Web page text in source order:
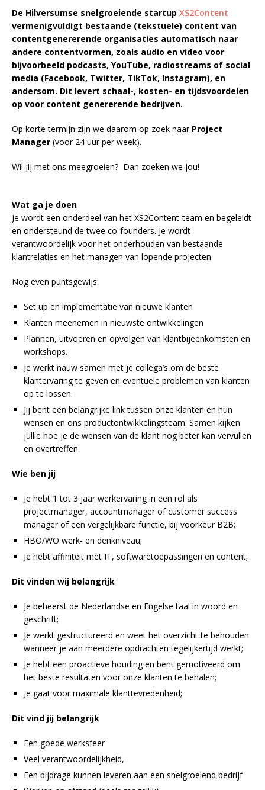
De Hilversumse snelgroeiende startup XS2Content
vermenigvuldigt bestaande (tekstuele) content van
contentgenererende organisaties automatisch naar
andere contentvormen, zoals audio en video voor
bijvoorbeeld podcasts, YouTube, radiostreams of social
media (Facebook, Twitter, TikTok, Instagram), en
andersom. Dit levert schaal-, kosten- en tijdsvoordelen
op voor content genererende bedrijven.
Op korte termijn zijn we daarom op zoek naar Project
Manager (voor 24 uur per week).
Wil jij met ons meegroeien? Dan zoeken we jou!
Wat ga je doen
Je wordt een onderdeel van het XS2Content-team en begeleidt
en ondersteund de twee co-founders. Je wordt
verantwoordelijk voor het onderhouden van bestaande
klantrelaties en het managen van lopende projecten.
Nog even puntsgewijs:
Set up en implementatie van nieuwe klanten
Klanten meenemen in nieuwste ontwikkelingen
Plannen, uitvoeren en opvolgen van klantbijeenkomsten en
workshops.
Je werkt nauw samen met je collega’s om de beste
klantervaring te geven en eventuele problemen van klanten
op te lossen.
Jij bent een belangrijke link tussen onze klanten en hun
wensen en ons productontwikkelingsteam. Samen kijken
jullie hoe je de wensen van de klant nog beter kan vervullen
en overtreffen.
Wie ben jij
Je hebt 1 tot 3 jaar werkervaring in een rol als
projectmanager, accountmanager of customer success
manager of een vergelijkbare functie, bij voorkeur B2B;
HBO/WO werk- en denkniveau;
Je hebt affiniteit met IT, softwaretoepassingen en content;
Dit vinden wij belangrijk
Je beheerst de Nederlandse en Engelse taal in woord en
geschrift;
Je werkt gestructureerd en weet het overzicht te behouden
wanneer je aan meerdere opdrachten tegelijkertijd werkt;
Je hebt een proactieve houding en bent gemotiveerd om
het beste resultaten voor onze klanten te behalen;
Je gaat voor maximale klanttevredenheid;
Dit vind jij belangrijk
Een goede werksfeer
Veel verantwoordelijkheid,
Een bijdrage kunnen leveren aan een snelgroeiend bedrijf